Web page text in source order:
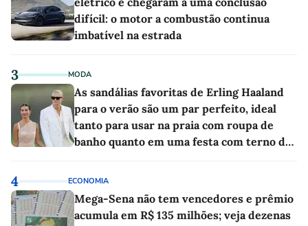
difícil: o motor a combustão continua
imbatível na estrada
3 MODA
As sandálias favoritas de Erling Haaland
para o verão são um par perfeito, ideal
tanto para usar na praia com roupa de
banho quanto em uma festa com terno de
4 ECONOMIA
Mega-Sena não tem vencedores e prêmio
acumula em R$ 135 milhões; veja dezenas